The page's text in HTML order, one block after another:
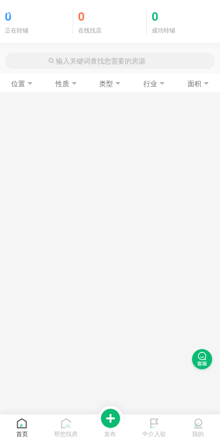
0
正在转铺
0
在线找店
0
成功转铺
位置 性质 类型 行业 面积
首页 帮您找房 发布 中介入驻 我的